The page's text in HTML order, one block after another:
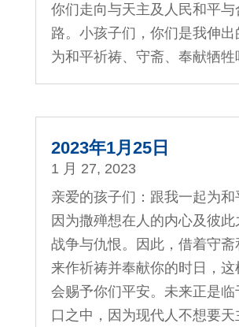
你们走向与天主及人民和平与
路。小孩子们，你们是我伸出
为和平祈祷、守斋、奉献牺
2023年1月25日
1 月 27, 2023
亲爱的孩子们：跟我一起为和
因为撒殚想在人的内心及彼此
战争与仇恨。因此，借着守斋
来作祈祷并奉献你的时日，这
会赐予你们平安。未来正是临
口之中，因为现代人不想要